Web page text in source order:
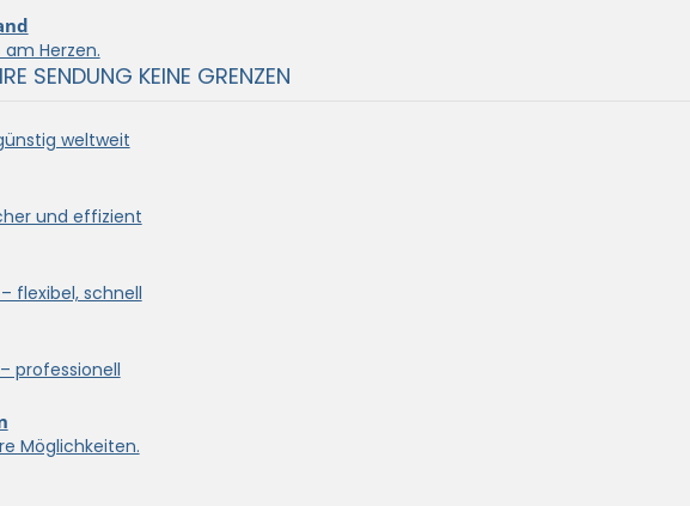
Herzen.
SENDUNG KEINE GRENZEN
weltweit
und effizient
flexibel, schnell
professionell
Möglichkeiten.